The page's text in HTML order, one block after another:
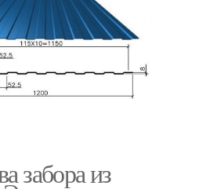
забора из